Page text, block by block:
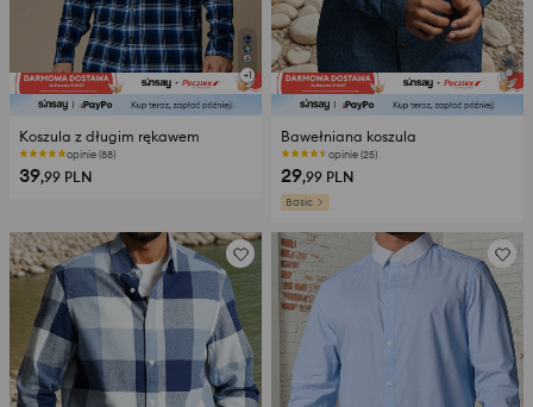
+1
Koszula z długim rękawem
Ostatnie sztuki
39,99 PLN
Bawełniana koszula
Ostatnie sztuki
29,99 PLN
Basic